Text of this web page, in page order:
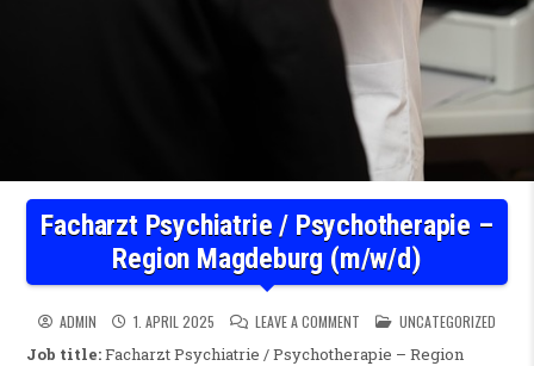
Facharzt Psychiatrie / Psychotherapie –
Region Magdeburg (m/w/d)
ADMIN 1. APRIL 2025 LEAVE A COMMENT ON FACHARZT
POSTED IN
UNCATEGORIZED
Job title:Facharzt Psychiatrie / Psychotherapie – Region